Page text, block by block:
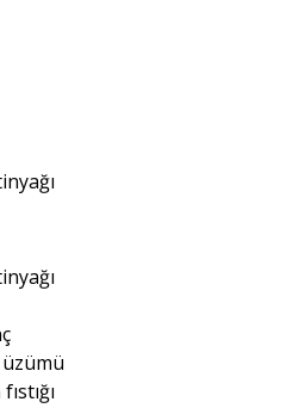
üzümü